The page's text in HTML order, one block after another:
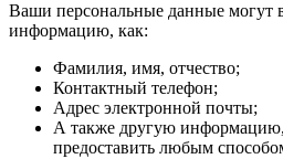
Ваши персональные данные могут
информацию, как:
Фамилия, имя, отчество;
Контактный телефон;
Адрес электронной почты;
А также другую
предоставить любым